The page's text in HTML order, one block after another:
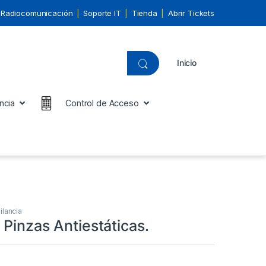
Radiocomunicación Soporte IT Tienda Abrir Tickets
Inicio
Control de Acceso
Antiestáticas.